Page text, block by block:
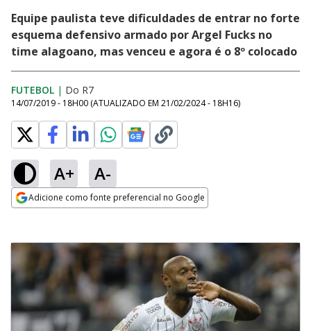
Equipe paulista teve dificuldades de entrar no forte
esquema defensivo armado por Argel Fucks no
time alagoano, mas venceu e agora é o 8º colocado
FUTEBOL | Do R7
14/07/2019 - 18H00 (ATUALIZADO EM 21/02/2024 - 18H16)
A+ A-
Adicione como fonte preferencial no Google